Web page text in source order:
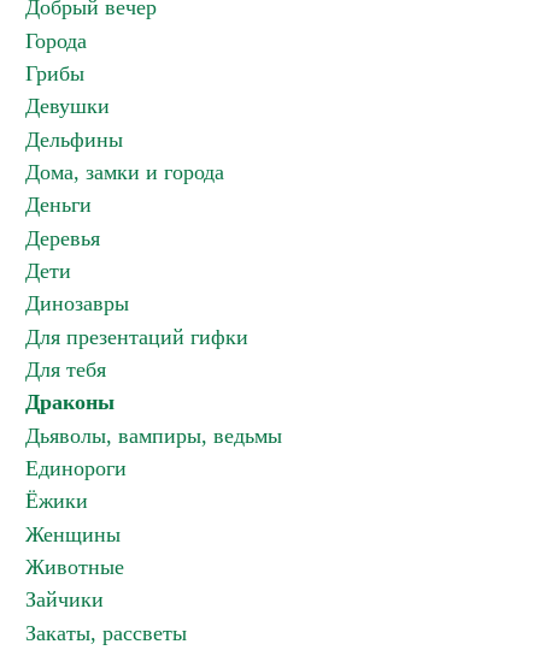
Добрый вечер
Города
Грибы
Девушки
Дельфины
Дома, замки и города
Деньги
Деревья
Дети
Динозавры
Для презентаций гифки
Для тебя
Драконы
Дьяволы, вампиры, ведьмы
Единороги
Ёжики
Женщины
Животные
Зайчики
Закаты, рассветы